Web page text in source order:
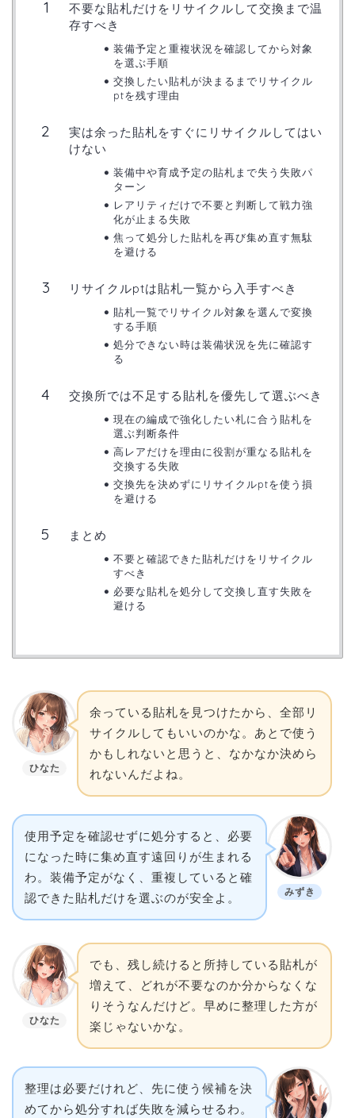
不要な貼札だけをリサイクルして交換まで温
存すべき
装備予定と重複状況を確認してから対象
を選ぶ手順
交換したい貼札が決まるまでリサイクル
ptを残す理由
実は余った貼札をすぐにリサイクルしてはい
けない
装備中や育成予定の貼札まで失う失敗パ
ターン
レアリティだけで不要と判断して戦力強
化が止まる失敗
焦って処分した貼札を再び集め直す無駄
を避ける
リサイクルptは貼札一覧から入手すべき
貼札一覧でリサイクル対象を選んで変換
する手順
処分できない時は装備状況を先に確認す
る
交換所では不足する貼札を優先して選ぶべき
現在の編成で強化したい札に合う貼札を
選ぶ判断条件
高レアだけを理由に役割が重なる貼札を
交換する失敗
交換先を決めずにリサイクルptを使う損
を避ける
まとめ
不要と確認できた貼札だけをリサイクル
すべき
必要な貼札を処分して交換し直す失敗を
避ける
ひなた
余っている貼札を見つけたから、全部リ
サイクルしてもいいのかな。あとで使う
かもしれないと思うと、なかなか決めら
れないんだよね。
みずき
使用予定を確認せずに処分すると、必要
になった時に集め直す遠回りが生まれる
わ。装備予定がなく、重複していると確
認できた貼札だけを選ぶのが安全よ。
ひなた
でも、残し続けると所持している貼札が
増えて、どれが不要なのか分からなくな
りそうなんだけど。早めに整理した方が
楽じゃないかな。
整理は必要だけれど、先に使う候補を決
めてから処分すれば失敗を減らせるわ。